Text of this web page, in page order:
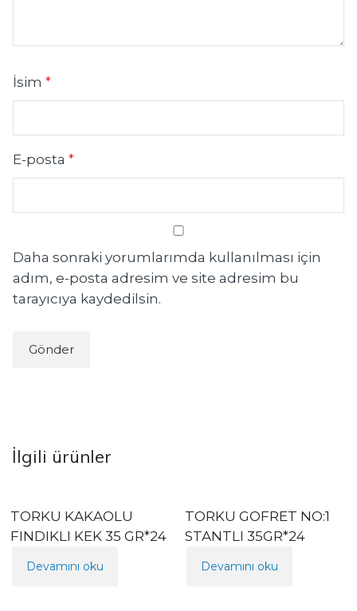
İsim *
E-posta *
Daha sonraki yorumlarımda kullanılması için
adım, e-posta adresim ve site adresim bu
tarayıcıya kaydedilsin.
İlgili ürünler
TORKU KAKAOLU
FINDIKLI KEK 35 GR*24
Devamını oku
TORKU GOFRET NO:1
STANTLI 35GR*24
Devamını oku